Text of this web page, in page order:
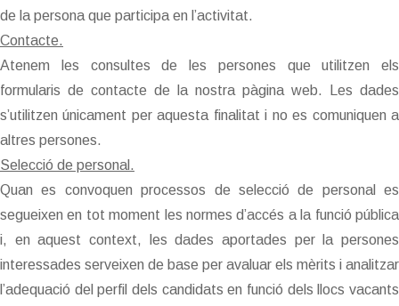
de la persona que participa en l’activitat.
Contacte.
Atenem les consultes de les persones que utilitzen els
formularis de contacte de la nostra pàgina web. Les dades
s’utilitzen únicament per aquesta finalitat i no es comuniquen a
altres persones.
Selecció de personal.
Quan es convoquen processos de selecció de personal es
segueixen en tot moment les normes d’accés a la funció pública
i, en aquest context, les dades aportades per la persones
interessades serveixen de base per avaluar els mèrits i analitzar
l’adequació del perfil dels candidats en funció dels llocs vacants